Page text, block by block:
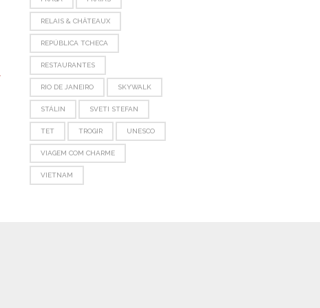
RELAIS & CHÂTEAUX
REPÚBLICA TCHECA
RESTAURANTES
RIO DE JANEIRO SKYWALK
STÁLIN SVETI STEFAN
TET TROGIR UNESCO
VIAGEM COM CHARME
VIETNAM